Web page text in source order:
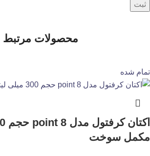
محصولات مرتبط
تمام شده
مکمل سوخت